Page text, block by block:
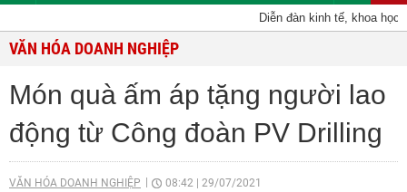
Diễn đàn kinh tế, khoa học, kỹ
VĂN HÓA DOANH NGHIỆP
Món quà ấm áp tặng người lao
động từ Công đoàn PV Drilling
VĂN HÓA DOANH NGHIỆP 08:42 29/07/2021